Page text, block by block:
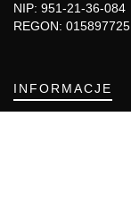
NIP: 951-21-36-084
REGON: 015897725
INFORMACJE